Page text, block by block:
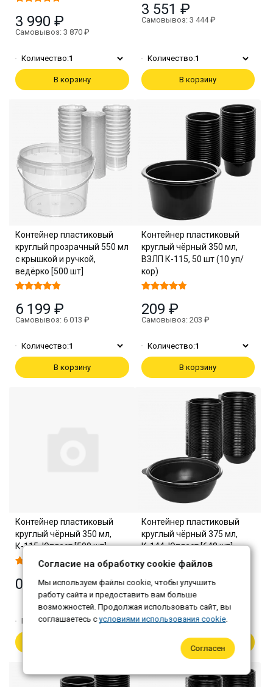
3 990 ₽
Самовывоз: 3 870 ₽
Количество:1
В корзину
3 551 ₽
Самовывоз: 3 444 ₽
Количество:1
В корзину
Контейнер пластиковый
круглый прозрачный 550 мл
с крышкой и ручкой,
ведёрко [500 шт]
6 199 ₽
Самовывоз: 6 013 ₽
Количество:1
В корзину
Контейнер пластиковый
круглый чёрный 350 мл,
ВЗЛП К-115, 50 шт (10 уп/
кор)
209 ₽
Самовывоз: 203 ₽
Количество:1
В корзину
Контейнер пластиковый
круглый чёрный 350 мл,
К-115, Юпласт [500 шт]
0 ₽
Количество:1
Контейнер пластиковый
круглый чёрный 375 мл,
К-144, Юпласт [648 шт]
3 456 ₽
Самовывоз: 3 352 ₽
Количество:1
В корзину
Согласие на обработку cookie файлов
Мы используем файлы cookie, чтобы улучшить
работу сайта и предоставить вам больше
возможностей. Продолжая использовать сайт, вы
соглашаетесь сусловиями использования cookie.
Согласен